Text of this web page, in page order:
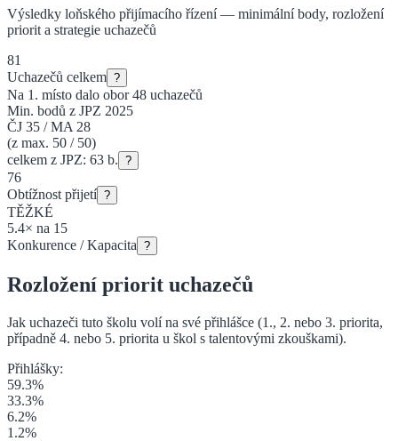
Výsledky loňského přijímacího řízení — minimální body, rozložení
priorit a strategie uchazečů
81
Uchazečů celkem ?
Na 1. místo dalo obor48 uchazečů
Min. bodů z JPZ 2025
ČJ 35 /MA 28
(z max. 50 / 50)
celkem z JPZ: 63 b. ?
76
Obtížnost přijetí ?
TĚŽKÉ
5.4× na 15
Konkurence / Kapacita ?
Rozložení priorit uchazečů
Jak uchazeči tuto školu volí na své přihlášce (1., 2. nebo 3. priorita,
případně 4. nebo 5. priorita u škol s talentovými zkouškami).
Přihlášky:
59.3%
33.3%
6.2%
1.2%